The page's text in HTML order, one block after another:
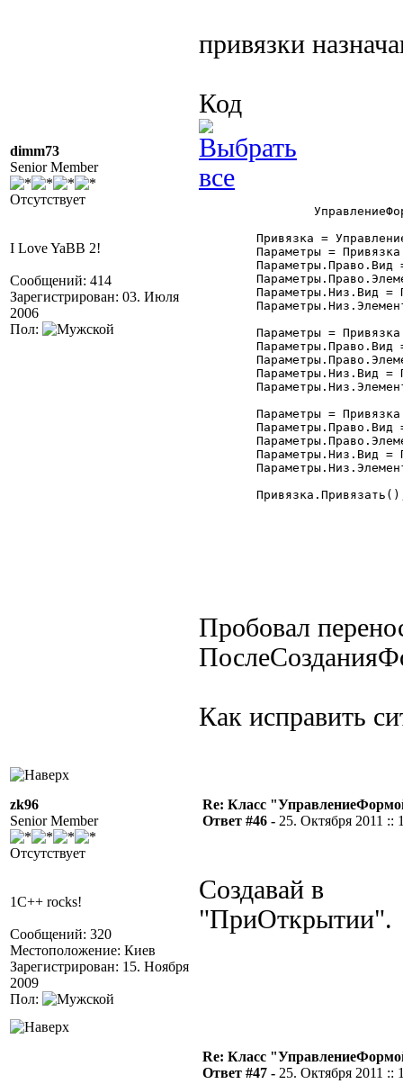
dimm73
Senior Member
Отсутствует
I Love YaBB 2!
Сообщений: 414
Зарегистрирован: 03. Июля
2006
Пол:
привязки
Код
Пробовал
Как исправить
zk96
Senior Member
Отсутствует
1C++ rocks!
Сообщений: 320
Местоположение: Киев
Зарегистрирован: 15. Ноября
2009
Пол:
Re: Класс
Ответ #46 - 25. Октября 2011 ::
Создавай в
"ПриОткрытии".
Re: Класс
Ответ #47 - 25. Октября 2011 ::